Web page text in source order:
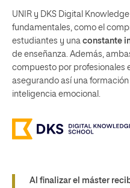
UNIR y DKS Digital
fundamentales, como el
estudiantes y una constante
de enseñanza. Además,
compuesto por profesionales
asegurando así una
inteligencia emocional.
Al finalizar el máster